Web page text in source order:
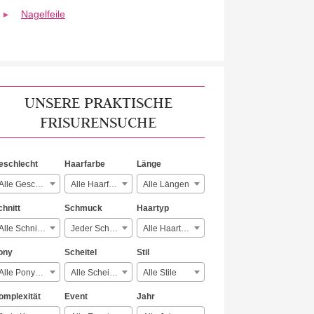
Nagelfeile
UNSERE PRAKTISCHE
FRISURENSUCHE
Alle Geschlechter
Haarfarbe
Alle Haarfarben
Länge
Alle Längen
Alle Schnitte
Schmuck
Jeder Schmuck
Haartyp
Alle Haartypen
Alle Ponyarten
Scheitel
Alle Scheitelarten
Stil
Alle Stile
Event Jahr